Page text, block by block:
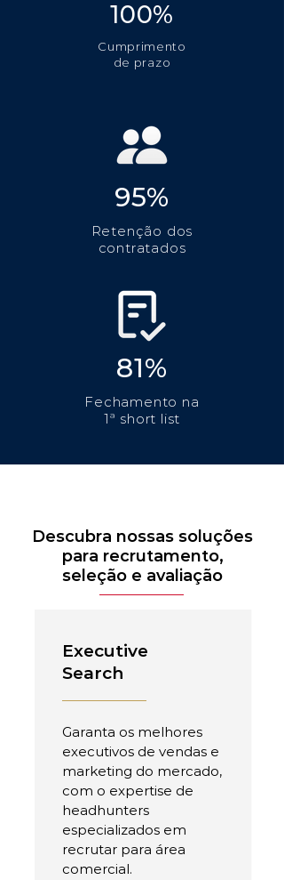
100%
Cumprimento
de prazo
95%
Retenção dos
contratados
81%
Fechamento na
1ª short list
Descubra nossas soluções
para recrutamento,
seleção e avaliação
Executive
Search
Garanta os melhores
executivos de vendas e
marketing do mercado,
com o expertise de
headhunters
especializados em
recrutar para área
comercial.